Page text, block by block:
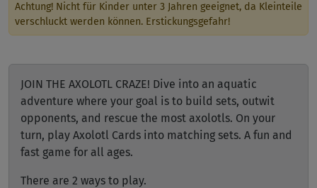
Achtung! Nicht für Kinder unter 3 Jahren geeignet, da Kleinteile
verschluckt werden können. Erstickungsgefahr!
JOIN THE AXOLOTL CRAZE! Dive into an aquatic
adventure where your goal is to build sets, outwit
opponents, and rescue the most axolotls. On your
turn, play Axolotl Cards into matching sets. A fun and
fast game for all ages.
There are 2 ways to play.